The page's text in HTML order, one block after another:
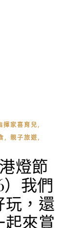
揮家喜育兒,
, 親子旅遊,
燈節
）我們
玩，還
來賞